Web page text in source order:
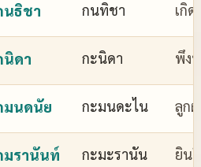
นธิชา กนทิชา เกิด
นิดา กะนิดา พึง
มนดนัย กะมนดะไน ลูก
มรานันท์ กะมะรานัน
ยิน